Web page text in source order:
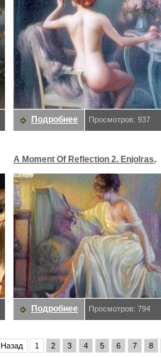
Подробнее Просмотров: 937
A Moment Of Reflection 2. Enjolras,
Delphin
Подробнее Просмотров: 794
Назад 1 2 3 4 5 6 7 8